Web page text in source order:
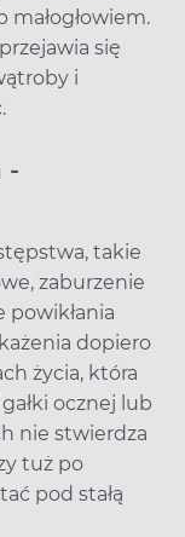
się
i
-
takie
zaburzenie
powikłania
dopiero
życia, która
ocznej lub
nie stwierdza
tuż po
pod stałą